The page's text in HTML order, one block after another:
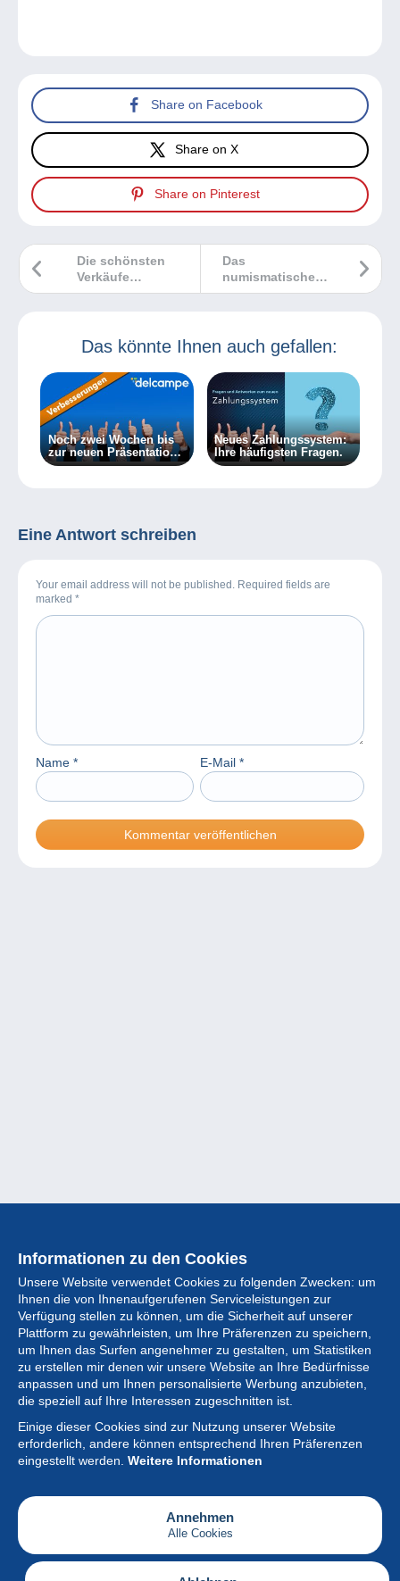
Share on Facebook
Share on X
Share on Pinterest
Das
numismatische
Auktionshaus
Marktplatz von
Delcampe an
Die schönsten
Verkäufe
Delcampe 2
Das könnte Ihnen auch gefallen:
Noch zwei Wochen bis
zur neuen Präsentation
Ihrer Artikellisten!
Neues Zahlungssystem:
Ihre häufigsten Fragen.
Eine Antwort schreiben
Your email address will not be published. Required fields are
marked *
Name * E-Mail *
Informationen zu den Cookies
Unsere Website verwendet Cookies zu folgenden Zwecken: um
Ihnen die von Ihnenaufgerufenen Serviceleistungen zur
Verfügung stellen zu können, um die Sicherheit auf unserer
Plattform zu gewährleisten, um Ihre Präferenzen zu speichern,
um Ihnen das Surfen angenehmer zu gestalten, um Statistiken
zu erstellen mir denen wir unsere Website an Ihre Bedürfnisse
anpassen und um Ihnen personalisierte Werbung anzubieten,
die speziell auf Ihre Interessen zugeschnitten ist.
Einige dieser Cookies sind zur Nutzung unserer Website
erforderlich, andere können entsprechend Ihren Präferenzen
eingestellt werden. Weitere Informationen
Annehmen
Alle Cookies
Sammlung
Neuigkeiten
Artikel
Gesellschaft
Serviceleistungen